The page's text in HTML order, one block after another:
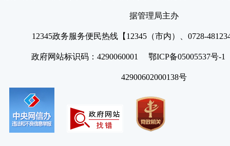
据管理局主办
12345政务服务便民热线【12345（市内）、0728-
政府网站标识码：4290060001 鄂ICP备05005537号
42900602000138号